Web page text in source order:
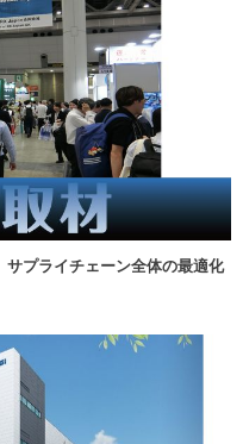
サプライチェーン全体の最適化